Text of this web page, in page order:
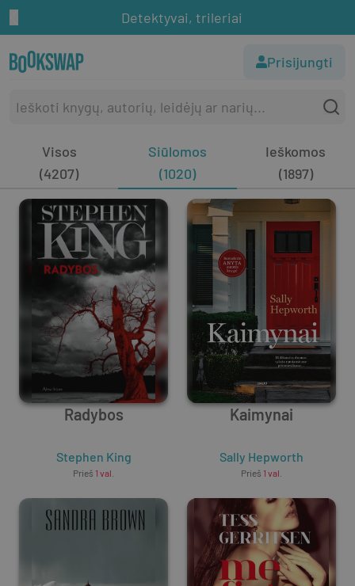
Detektyvai, trileriai
Prisijungti
Visos
(4207)
Siūlomos
(1020)
Ieškomos
(1897)
Radybos
Stephen King
Prieš 1 val.
Kaimynai
Sally Hepworth
Prieš 1 val.